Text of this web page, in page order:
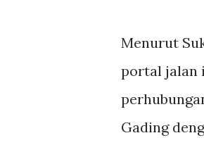
Menurut
portal jalan
Gading